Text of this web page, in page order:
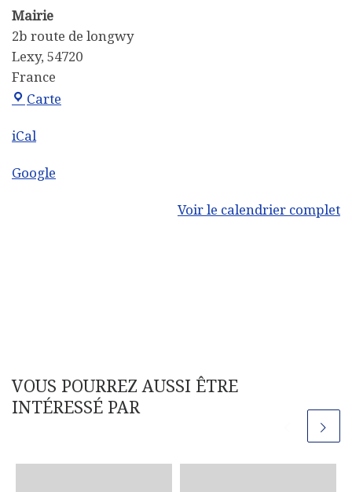
Mairie
2b route de longwy
Lexy, 54720
France
Carte
iCal
Google
Voir le calendrier complet
VOUS POURREZ AUSSI ÊTRE
INTÉRESSÉ PAR